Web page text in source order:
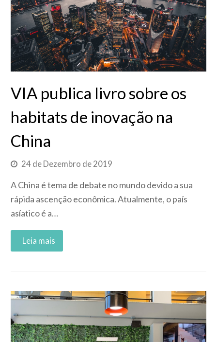
VIA publica livro sobre os
habitats de inovação na
China
24 de Dezembro de 2019
A China é tema de debate no mundo devido a sua
rápida ascenção econômica. Atualmente, o país
asíatico é a…